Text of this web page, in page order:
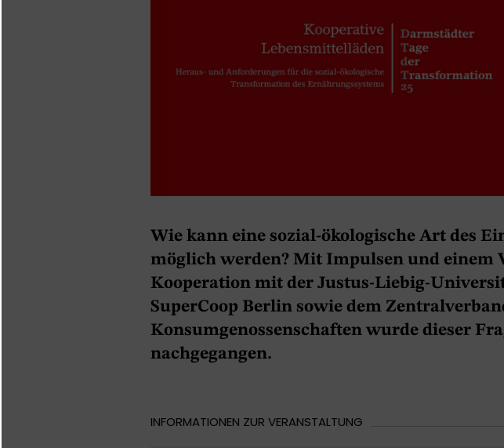
Wie kann eine sozial-ökologische Art des
möglich werden? Mit Impulsen und einem
Kooperation mit der Justus-Liebig-
SuperCoop Berlin sowie dem
Konsumgenossenschaften wurde dieser
nachgegangen.
INFORMATIONEN ZUR VERANSTALTUNG